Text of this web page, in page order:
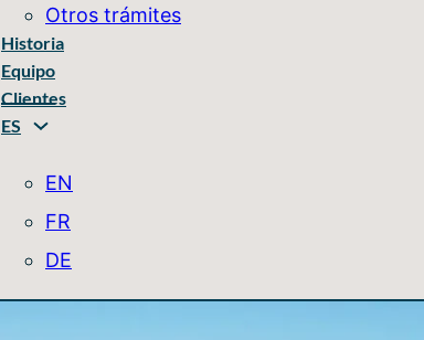
Otros trámites
Historia
Equipo
Clientes
ES
EN
FR
DE